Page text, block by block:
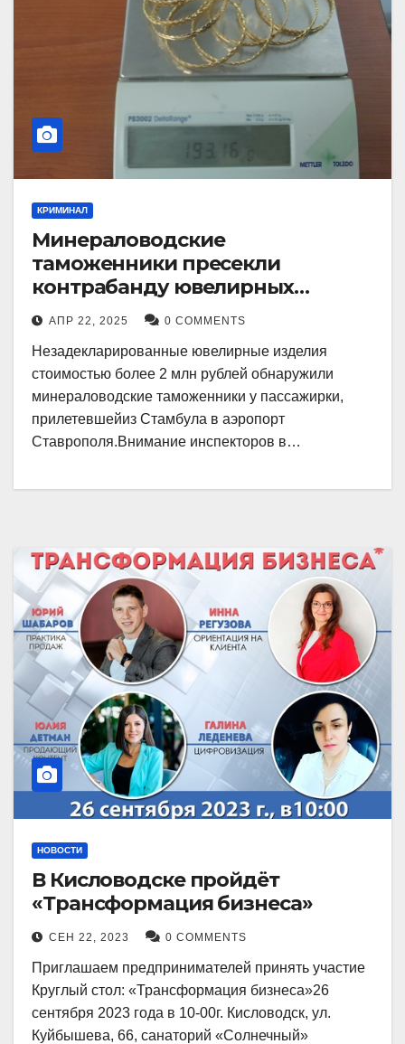
КРИМИНАЛ
Минераловодские
таможенники пресекли
контрабанду ювелирных
изделий на 2 млн рублей
АПР 22, 2025 0 COMMENTS
Незадекларированные ювелирные изделия
стоимостью более 2 млн рублей обнаружили
минераловодские таможенники у пассажирки,
прилетевшейиз Стамбула в аэропорт
Ставрополя.Внимание инспекторов в…
НОВОСТИ
В Кисловодске пройдёт
«Трансформация бизнеса»
СЕН 22, 2023 0 COMMENTS
Приглашаем предпринимателей принять участие
Круглый стол: «Трансформация бизнеса»26
сентября 2023 года в 10-00г. Кисловодск, ул.
Куйбышева, 66, санаторий «Солнечный»